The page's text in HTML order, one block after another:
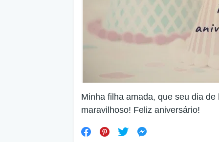
Minha filha amada, que seu dia
maravilhoso! Feliz aniversário!